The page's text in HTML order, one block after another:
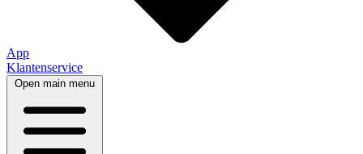
App
Klantenservice
Open main menu